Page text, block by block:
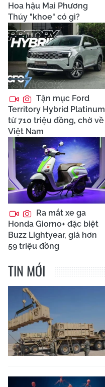
Hoa hậu Mai Phương
Thúy "khoe" có gì?
Tận mục Ford
Territory Hybrid Platinum
từ 710 triệu đồng, chờ về
Việt Nam
Ra mắt xe ga
Honda Giorno+ đặc biệt
Buzz Lightyear, giá hơn
59 triệu đồng
TIN MỚI